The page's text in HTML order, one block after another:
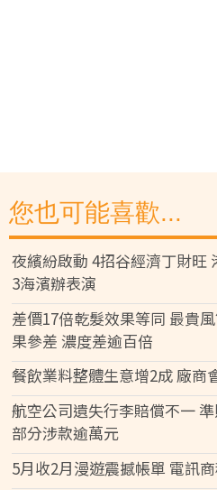
您也可能喜歡...
夜繽紛啟動 4招谷經濟丁財旺
3海濱辦表演
差價17倍乾髮效果等同 最貴
果參差 濃度差逾百倍
餐飲業料整體生意增2成 廠商
航空公司遺失行李賠償不一
部分涉款逾萬元
5月收2月漫遊震撼帳單 電訊